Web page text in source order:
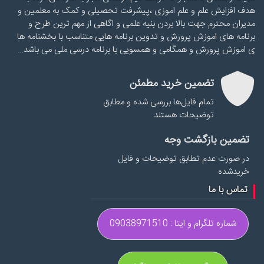
هدف افزایش علم و علم اموزی ،پیشرفت تحصیلی و کمک به معلمین و
مدیران محترم جهت بالا بردن بنیه علمی و اگاهی از مهم ترین طرح و
برنامه های اموزش پرورش و تدوین برنامه هایی متناسب با بخشنامه ها
ی اموزش پرورش و همگامی و همسویی با برنامه درسی ملی می باشد…
تضمین خرید مطمئن
تمام فایل‌ها بررسی شده و مطابق
توضیحات هستند
تضمین بازگشت وجه
در صورت عدم تطابق توضیحات و فایل
خریدشده
تماس با ما
شماره تلگرام و ایتا : 09038971510